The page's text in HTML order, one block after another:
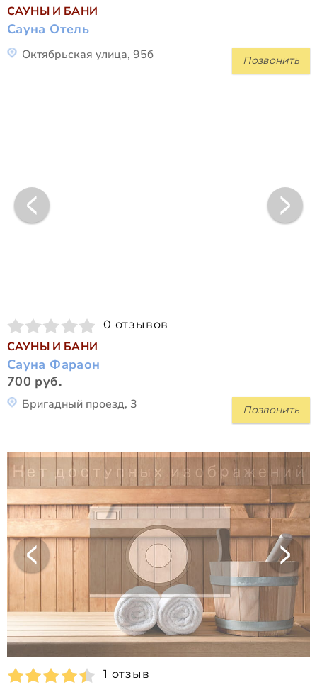
САУНЫ И БАНИ
Сауна Отель
Позвонить
Октябрьская улица, 95б
0 отзывов
САУНЫ И БАНИ
Сауна Фараон
700 руб.
Позвонить
Бригадный проезд, 3
1 отзыв